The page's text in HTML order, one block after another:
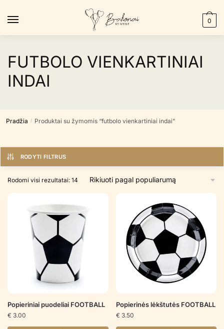
0
FUTBOLO VIENKARTINIAI
INDAI
Pradžia / Produktai su žymomis “futbolo vienkartiniai indai”
RODYTI FILTRUS
Rodomi visi rezultatai: 14 Rūšiuojama
populiarumą
Popieriniai puodeliai FOOTBALL
€ 3.00
Popierinės lėkštutės FOOTBALL
€ 3.50